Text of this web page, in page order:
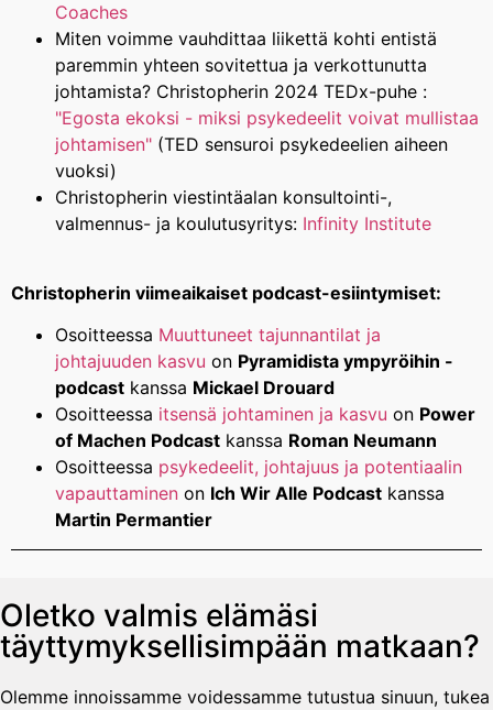
Coaches
Miten voimme vauhdittaa liikettä kohti entistä
paremmin yhteen sovitettua ja verkottunutta
johtamista? Christopherin 2024 TEDx-puhe :
"Egosta ekoksi - miksi psykedeelit voivat mullistaa
johtamisen" (TED sensuroi psykedeelien aiheen
vuoksi)
Christopherin viestintäalan konsultointi-,
valmennus- ja koulutusyritys: Infinity Institute
Christopherin viimeaikaiset podcast-esiintymiset:
Osoitteessa Muuttuneet tajunnantilat ja
johtajuuden kasvu on Pyramidista ympyröihin -
podcast kanssa Mickael Drouard
Osoitteessa itsensä johtaminen ja kasvu on Power
of Machen Podcast kanssa Roman Neumann
Osoitteessa psykedeelit, johtajuus ja potentiaalin
vapauttaminen on Ich Wir Alle Podcast kanssa
Martin Permantier
Oletko valmis elämäsi
täyttymyksellisimpään matkaan?
Olemme innoissamme voidessamme tutustua sinuun, tukea